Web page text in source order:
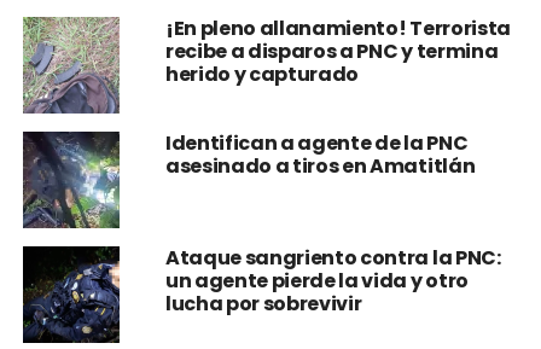
¡En pleno allanamiento! Terrorista
recibe a disparos a PNC y termina
herido y capturado
Identifican a agente de la PNC
asesinado a tiros en Amatitlán
Ataque sangriento contra la PNC:
un agente pierde la vida y otro
lucha por sobrevivir